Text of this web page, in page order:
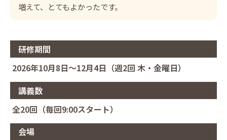
増えて、とてもよかったです。
研修期間
2026年10月8日～12月4日（週2回 木・金曜日）
講義数
全20回（毎回9:00スタート）
会場